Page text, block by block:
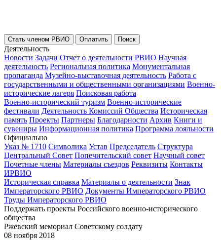
Стать членом РВИО Оплатить Поиск
Деятельность
Новости Задачи Отчет о деятельности РВИО Научная
деятельность Региональная политика Монументальная
пропаганда Музейно-выставочная деятельность Работа с
государственными и общественными организациями Военно-
исторические лагеря Поисковая работа
Военно-исторический туризм Военно-исторические
фестивали Деятельность Комиссий Общества Историческая
память Проекты Партнеры Благодарности Архив Книги и
сувениры Информационная политика Программа лояльности
Официально
Указ № 1710 Символика Устав Председатель Структура
Центральный Совет Попечительский совет Научный совет
Почетные члены Материалы съездов Реквизиты Контакты
ИРВИО
Историческая справка Материалы о деятельности Знак
Императорского РВИО Документы Императорского РВИО
Труды Императорского РВИО
Поддержать проекты Российского военно-исторического
общества
Ржевский мемориал Советскому солдату
08 ноября 2018